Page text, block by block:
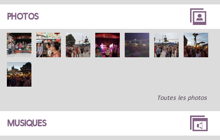
PHOTOS
Toutes les photos
MUSIQUES